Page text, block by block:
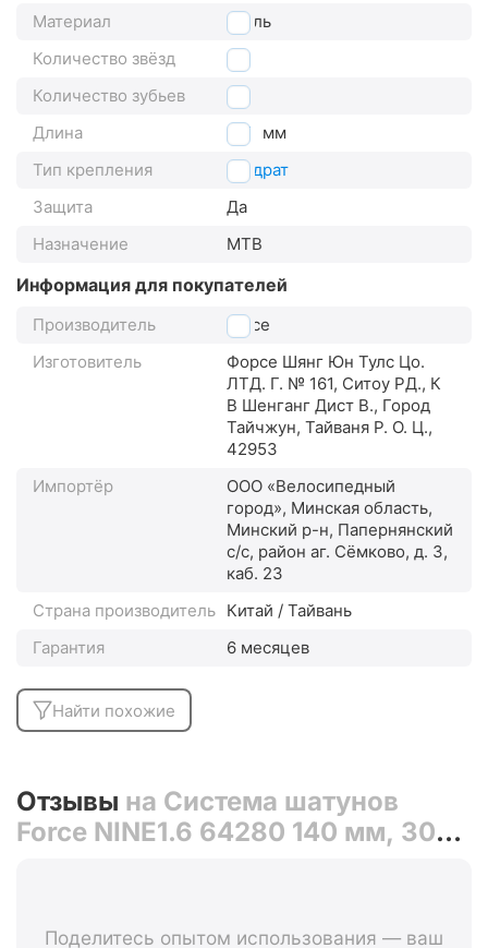
Материал
сталь
Количество звёзд
1
Количество зубьев
30
Длина
140
мм
Тип крепления
квадрат
Защита
Да
Назначение
MTB
Информация для покупателей
Производитель
Force
Изготовитель
Форсе Шянг Юн Тулс Цо.
ЛТД. Г. № 161, Ситоу РД., К
В Шенганг Дист В., Город
Тайчжун, Тайваня Р. О. Ц.,
42953
Импортёр
ООО «Велосипедный
город», Минская область,
Минский р-н, Папернянский
с/с, район аг. Сёмково, д. 3,
каб. 23
Страна производитель Китай / Тайвань
Гарантия
6 месяцев
Найти похожие
Отзывы на Система шатунов
Force NINE1.6 64280 140 мм, 30T,
Поделитесь опытом использования — ваш